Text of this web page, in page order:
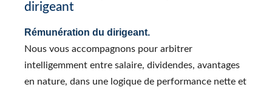
dirigeant
Rémunération du dirigeant.
Nous vous accompagnons pour arbitrer
intelligemment entre salaire, dividendes, avantages
en nature, dans une logique de performance nette et